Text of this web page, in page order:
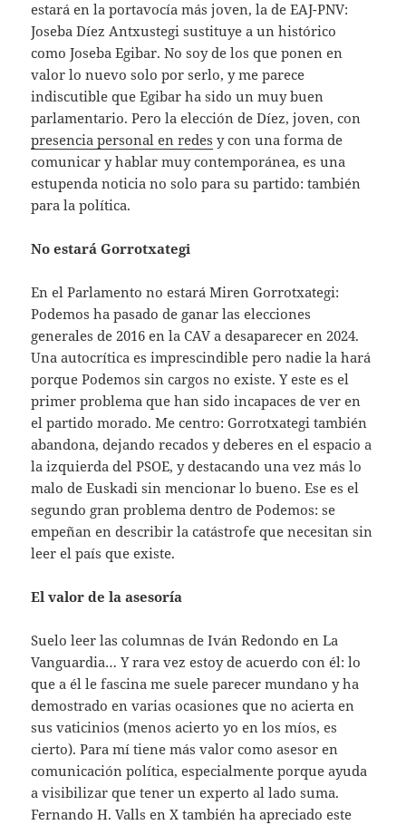
estará en la portavocía más joven, la de EAJ-PNV:
Joseba Díez Antxustegi sustituye a un histórico
como Joseba Egibar. No soy de los que ponen en
valor lo nuevo solo por serlo, y me parece
indiscutible que Egibar ha sido un muy buen
parlamentario. Pero la elección de Díez, joven, con
presencia personal en redes y con una forma de
comunicar y hablar muy contemporánea, es una
estupenda noticia no solo para su partido: también
para la política.
No estará Gorrotxategi
En el Parlamento no estará Miren Gorrotxategi:
Podemos ha pasado de ganar las elecciones
generales de 2016 en la CAV a desaparecer en 2024.
Una autocrítica es imprescindible pero nadie la hará
porque Podemos sin cargos no existe. Y este es el
primer problema que han sido incapaces de ver en
el partido morado. Me centro: Gorrotxategi también
abandona, dejando recados y deberes en el espacio a
la izquierda del PSOE, y destacando una vez más lo
malo de Euskadi sin mencionar lo bueno. Ese es el
segundo gran problema dentro de Podemos: se
empeñan en describir la catástrofe que necesitan sin
leer el país que existe.
El valor de la asesoría
Suelo leer las columnas de Iván Redondo en La
Vanguardia… Y rara vez estoy de acuerdo con él: lo
que a él le fascina me suele parecer mundano y ha
demostrado en varias ocasiones que no acierta en
sus vaticinios (menos acierto yo en los míos, es
cierto). Para mí tiene más valor como asesor en
comunicación política, especialmente porque ayuda
a visibilizar que tener un experto al lado suma.
Fernando H. Valls en X también ha apreciado este